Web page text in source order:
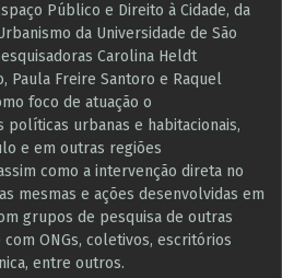
Público e Direito à Cidade, da
da Universidade de São
Carolina Heldt
Paula Freire Santoro e Raquel
foco de atuação o
políticas urbanas e habitacionais,
e ​em outras regiões
como a intervenção direta no
mesmas e ações desenvolvidas em
grupos de pesquisa ​de outras
ONGs, coletivos, escritórios
entre outros​.